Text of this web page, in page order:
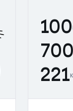
100
700
221